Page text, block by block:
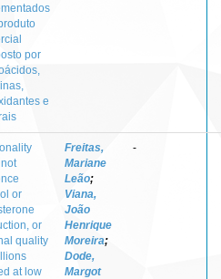
por
e
or
or
quality
at low
Freitas,
Mariane
Leão;
Viana,
João
Henrique
Moreira;
Dode,
Margot
-